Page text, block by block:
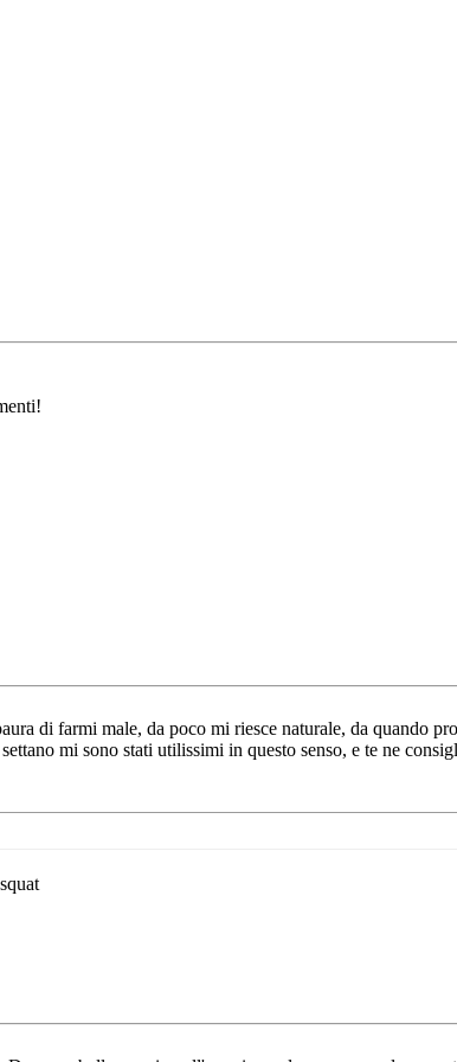
di farmi male, da poco mi riesce naturale, da quando
mi sono stati utilissimi in questo senso, e te ne